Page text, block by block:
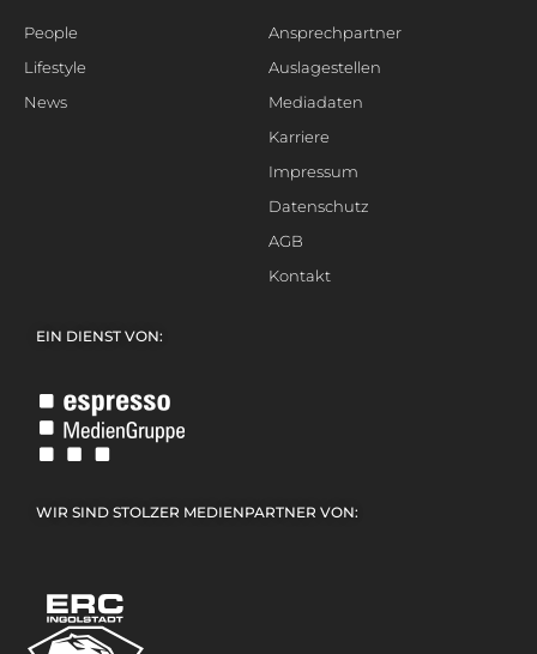
People
Lifestyle
News
Ansprechpartner
Auslagestellen
Mediadaten
Karriere
Impressum
Datenschutz
AGB
Kontakt
EIN DIENST VON:
WIR SIND STOLZER MEDIENPARTNER VON: